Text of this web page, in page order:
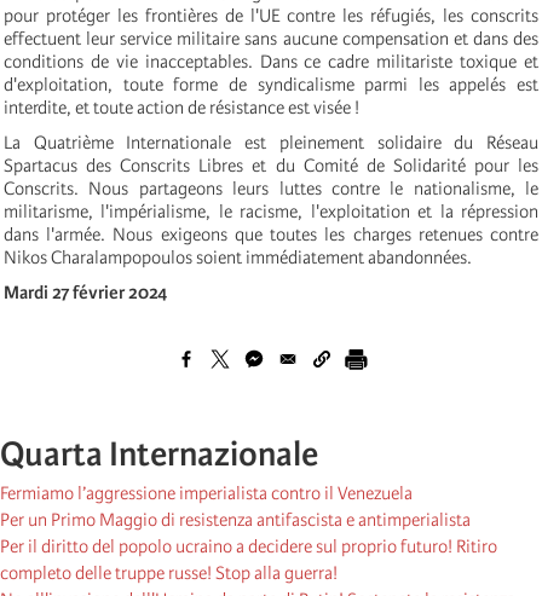
pour protéger les frontières de l'UE contre les réfugiés, les conscrits
effectuent leur service militaire sans aucune compensation et dans des
conditions de vie inacceptables. Dans ce cadre militariste toxique et
d'exploitation, toute forme de syndicalisme parmi les appelés est
interdite, et toute action de résistance est visée !
La Quatrième Internationale est pleinement solidaire du Réseau
Spartacus des Conscrits Libres et du Comité de Solidarité pour les
Conscrits. Nous partageons leurs luttes contre le nationalisme, le
militarisme, l'impérialisme, le racisme, l'exploitation et la répression
dans l'armée. Nous exigeons que toutes les charges retenues contre
Nikos Charalampopoulos soient immédiatement abandonnées.
Mardi 27 février 2024
Quarta Internazionale
Fermiamo l’aggressione imperialista contro il Venezuela
Per un Primo Maggio di resistenza antifascista e antimperialista
Per il diritto del popolo ucraino a decidere sul proprio futuro! Ritiro
completo delle truppe russe! Stop alla guerra!